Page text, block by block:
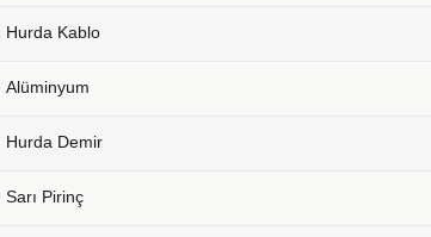
Hurda Kablo
Alüminyum
Hurda Demir
Sarı Pirinç